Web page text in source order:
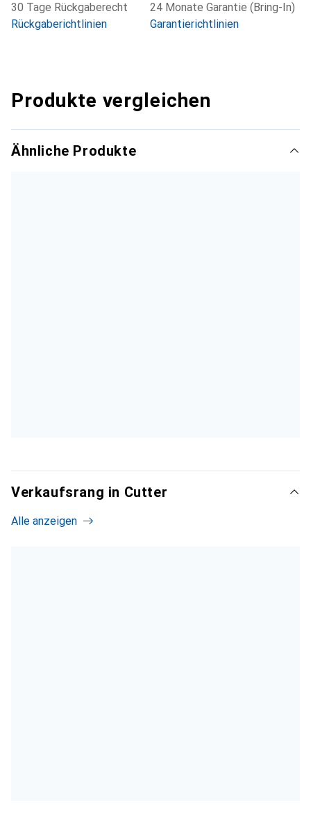
30 Tage Rückgaberecht
Rückgaberichtlinien
24 Monate Garantie (Bring-In)
Garantierichtlinien
Produkte vergleichen
Ähnliche Produkte
Verkaufsrang in Cutter
Alle anzeigen